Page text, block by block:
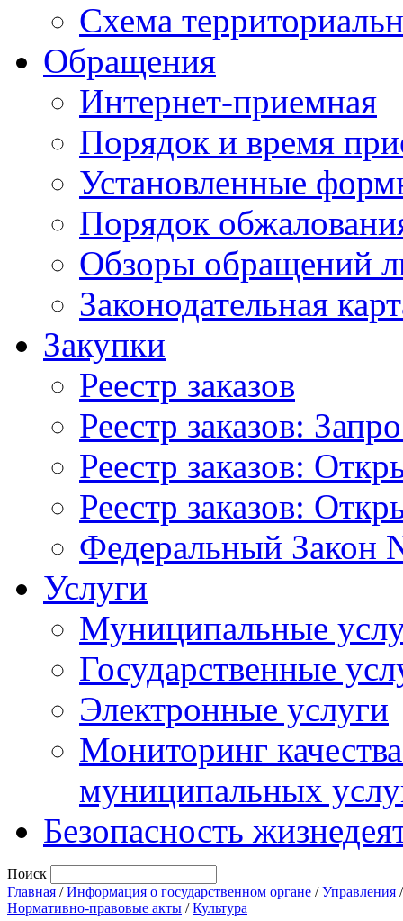
Схема
Обращения
Интернет-приемная
Порядок и время
Установленные
Порядок
Обзоры обращений
Законодательная
Закупки
Реестр заказов
Реестр заказов:
Реестр заказов:
Реестр заказов:
Федеральный Закон
Услуги
Муниципальные
Государственные
Электронные услуги
Мониторинг
муниципальных
Безопасность
Поиск
Главная /Информация о государственном органе /Управления
Нормативно-правовые акты /Культура